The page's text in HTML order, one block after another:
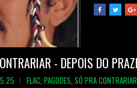
- DEPOIS DO
FLAC, PAGODES, SÓ PRA CONTRARIAR